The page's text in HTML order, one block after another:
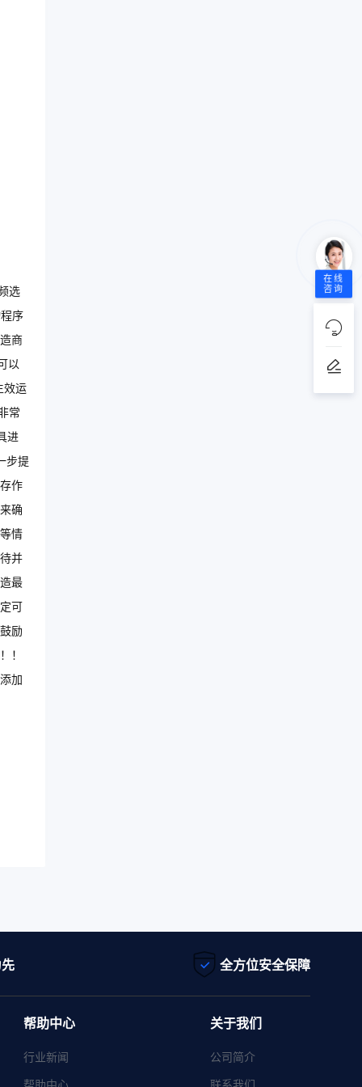
选
序
商
以
效运
常
进
步提
作
确
情
并
最
可
励
！
加
全方位安全保障
帮助中心
行业新闻
关于我们
公司简介
在线
咨询